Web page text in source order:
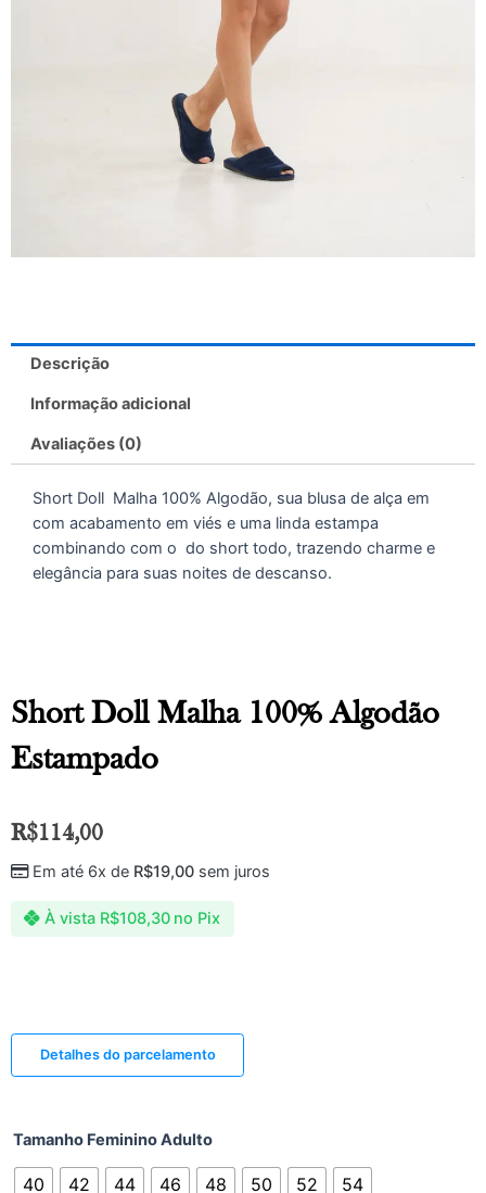
Descrição
Informação adicional
Avaliações (0)
Short Doll Malha 100% Algodão, sua blusa de alça em
com acabamento em viés e uma linda estampa
combinando com o do short todo, trazendo charme e
elegância para suas noites de descanso.
Short Doll Malha 100% Algodão
Estampado
R$114,00
À vista R$108,30 no Pix
Em até 6x de R$19,00sem juros
Detalhes do parcelamento
Tamanho Feminino Adulto
40 42 44 46 48 50 52 54